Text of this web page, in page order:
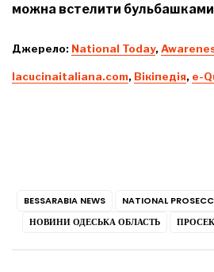
можна встелити бульбашками
Джерело: National Today,
lacucinaitaliana.com, Вікіпедія, e-
BESSARABIA NEWS NATIONAL
НОВИНИ ОДЕСЬКА ОБЛАСТЬ